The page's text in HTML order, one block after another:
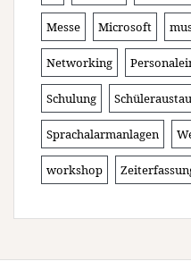
Messe Microsoft
Networking
Schulung
Sprachalarmanlagen
workshop